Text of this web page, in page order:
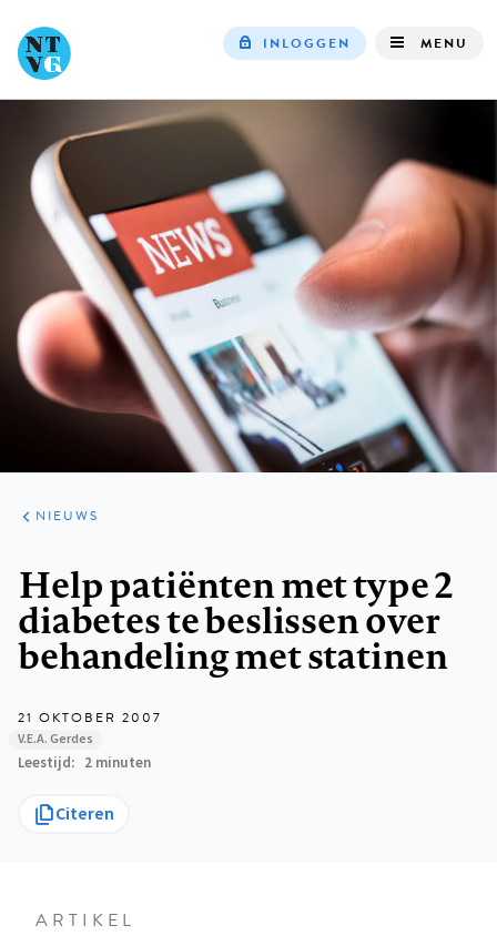
INLOGGEN MENU
ARTIKELEN
HET
KORT
NIEUWS
Help patiënten met type 2
diabetes te beslissen over
behandeling met statinen
21 OKTOBER 2007
V.E.A. Gerdes
Leestijd 2 minuten
Citeren
ARTIKEL